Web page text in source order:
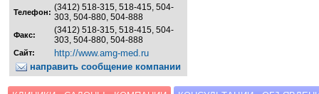
Телефон: (3412) 518-315, 518-415, 504-
303, 504-880, 504-888
Факс:
(3412) 518-315, 518-415, 504-
303, 504-880, 504-888
Сайт:
http://www.amg-med.ru
направить сообщение компании